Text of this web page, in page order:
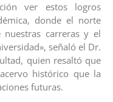
ver estos logros
donde el norte
carreras y el
señaló el Dr.
quien resaltó que
histórico que la
futuras.